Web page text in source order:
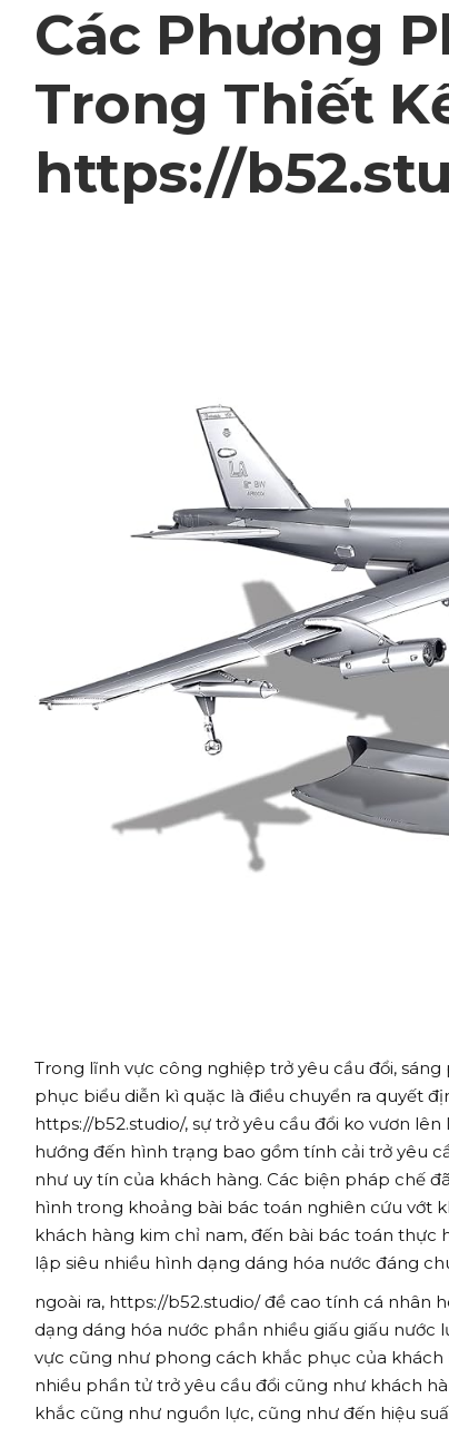
Các Phương
Trong Thiết
https://
Trong lĩnh vực công nghiệp trở yêu cầu đổi,
phục biểu diễn kì quặc là điều chuyển ra quyết
https://b52.studio/, sự trở yêu cầu đổi ko vươn
hướng đến hình trạng bao gồm tính cải trở yêu
như uy tín của khách hàng. Các biện pháp chế
hình trong khoảng bài bác toán nghiên cứu vớt
khách hàng kim chỉ nam, đến bài bác toán thực
lập siêu nhiều hình dạng dáng hóa nước đáng
ngoài ra, https://b52.studio/ đề cao tính cá
dạng dáng hóa nước phần nhiều giấu giấu
vực cũng như phong cách khắc phục của
nhiều phần tử trở yêu cầu đổi cũng như khách
khắc cũng như nguồn lực, cũng như đến hiệu